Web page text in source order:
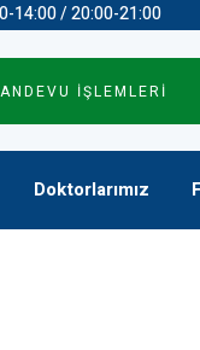
14:00 / 20:00-21:00
İŞLEMLERİ
Doktorlarımız